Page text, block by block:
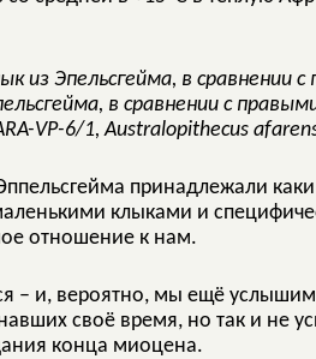
в сравнении с
VP-6/1, Australopithecus
принадлежали
клыками и
отношение к нам.
– и, вероятно, мы ещё услышим
своё время, но так и не
конца миоцена.